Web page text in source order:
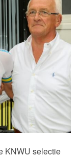
KNWU selectie